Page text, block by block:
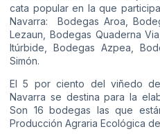
cata popular en la que
Navarra: Bodegas Aroa,
Lezaun, Bodegas Quaderna
Itúrbide, Bodegas Azpea,
Simón.
El 5 por ciento del viñedo
Navarra se destina para la
Son 16 bodegas las que
Producción Agraria Ecológica